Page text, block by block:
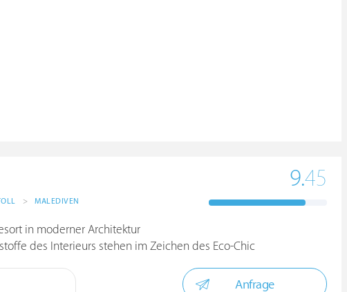
> MALEDIVEN
9.45
in moderner Architektur
des Interieurs stehen im Zeichen des Eco-Chic
Anfrage